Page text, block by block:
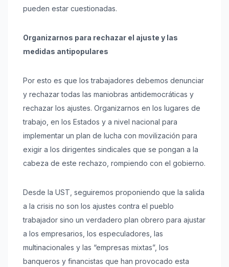
pueden estar cuestionadas.
Organizarnos para rechazar el ajuste y las
medidas antipopulares
Por esto es que los trabajadores debemos denunciar
y rechazar todas las maniobras antidemocráticas y
rechazar los ajustes. Organizarnos en los lugares de
trabajo, en los Estados y a nivel nacional para
implementar un plan de lucha con movilización para
exigir a los dirigentes sindicales que se pongan a la
cabeza de este rechazo, rompiendo con el gobierno.
Desde la UST, seguiremos proponiendo que la salida
a la crisis no son los ajustes contra el pueblo
trabajador sino un verdadero plan obrero para ajustar
a los empresarios, los especuladores, las
multinacionales y las “empresas mixtas”, los
banqueros y financistas que han provocado esta